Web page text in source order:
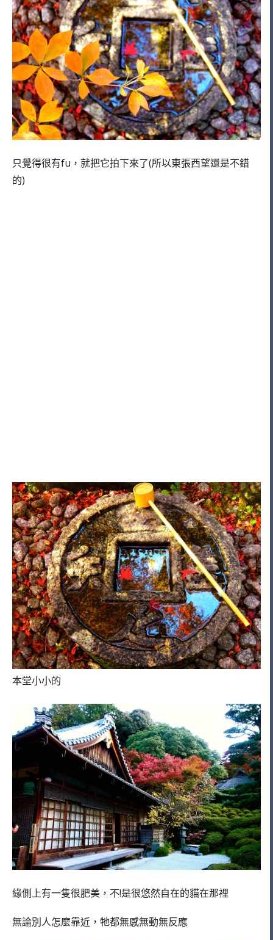
只覺得很有fu，就把它拍下來了(所以東張西望還是不錯
的)
本堂小小的
緣側上有一隻很肥美，不!是很悠然自在的貓在那裡
無論別人怎麼靠近，牠都無感無動無反應